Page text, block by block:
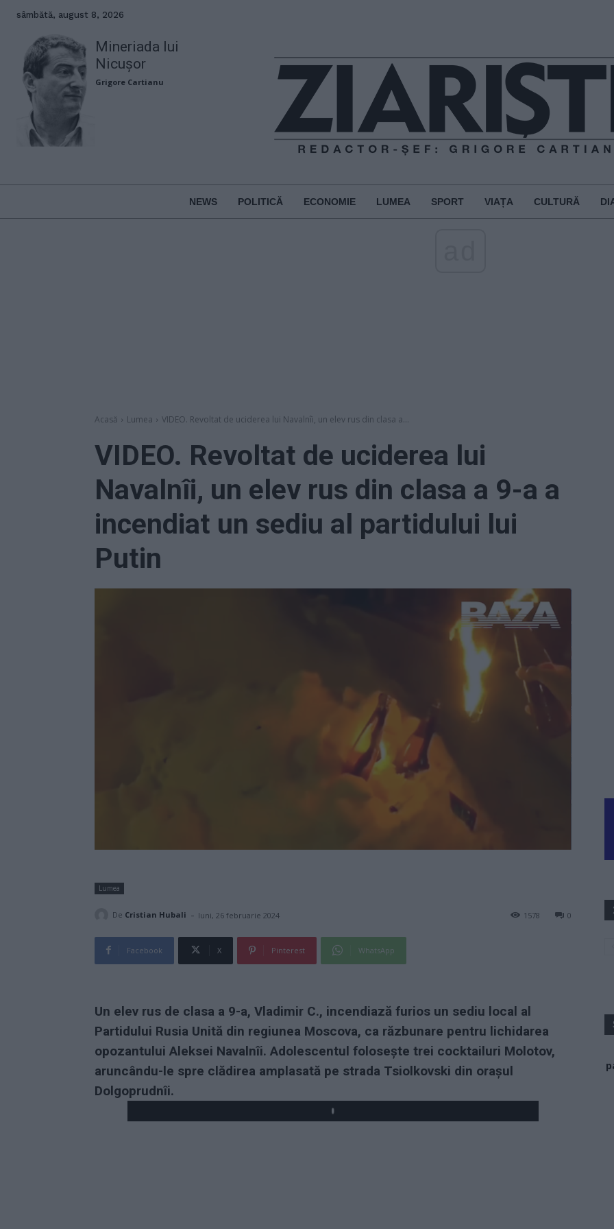
sâmbătă, august 8, 2026
Mineriada lui
Nicușor
Grigore Cartianu
NEWS POLITICĂ ECONOMIE LUMEA SPORT VIAȚA CULTURĂ
Acasă Lumea VIDEO. Revoltat de uciderea lui Navalnîi, un elev rus din clasa a...
VIDEO. Revoltat de uciderea lui
Navalnîi, un elev rus din clasa a 9-a a
incendiat un sediu al partidului lui
Putin
Lumea
De Cristian Hubali - luni, 26 februarie 2024 0
1578
Facebook X Pinterest WhatsApp
Un elev rus de clasa a 9-a, Vladimir C., incendiază furios un sediu local al
Partidului Rusia Unită din regiunea Moscova, ca răzbunare pentru lichidarea
opozantului Aleksei Navalnîi. Adolescentul folosește trei cocktailuri Molotov,
aruncându-le spre clădirea amplasată pe strada Tsiolkovski din orașul
Dolgoprudnîi.